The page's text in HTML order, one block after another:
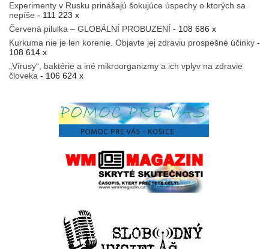
Experimenty v Rusku prinášajú šokujúce úspechy o ktorých sa
nepíše - 111 223 x
Červená pilulka – GLOBÁLNÍ PROBUZENÍ - 108 686 x
Kurkuma nie je len korenie. Objavte jej zdraviu prospešné účinky -
108 614 x
„Vírusy“, baktérie a iné mikroorganizmy a ich vplyv na zdravie
človeka - 106 624 x